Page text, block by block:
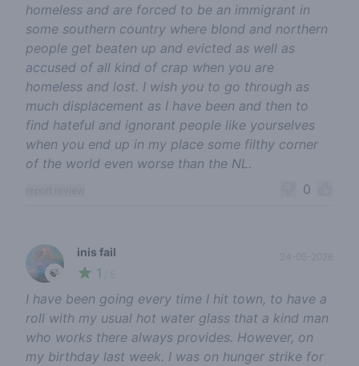
homeless and are forced to be an immigrant in
some southern country where blond and northern
people get beaten up and evicted as well as
accused of all kind of crap when you are
homeless and lost. I wish you to go through as
much displacement as I have been and then to
find hateful and ignorant people like yourselves
when you end up in my place some filthy corner
of the world even worse than the NL.
0
🍃
inis fail
1
I have been going every time I hit town, to have a
roll with my usual hot water glass that a kind man
who works there always provides. However, on
my birthday last week. I was on hunger strike for